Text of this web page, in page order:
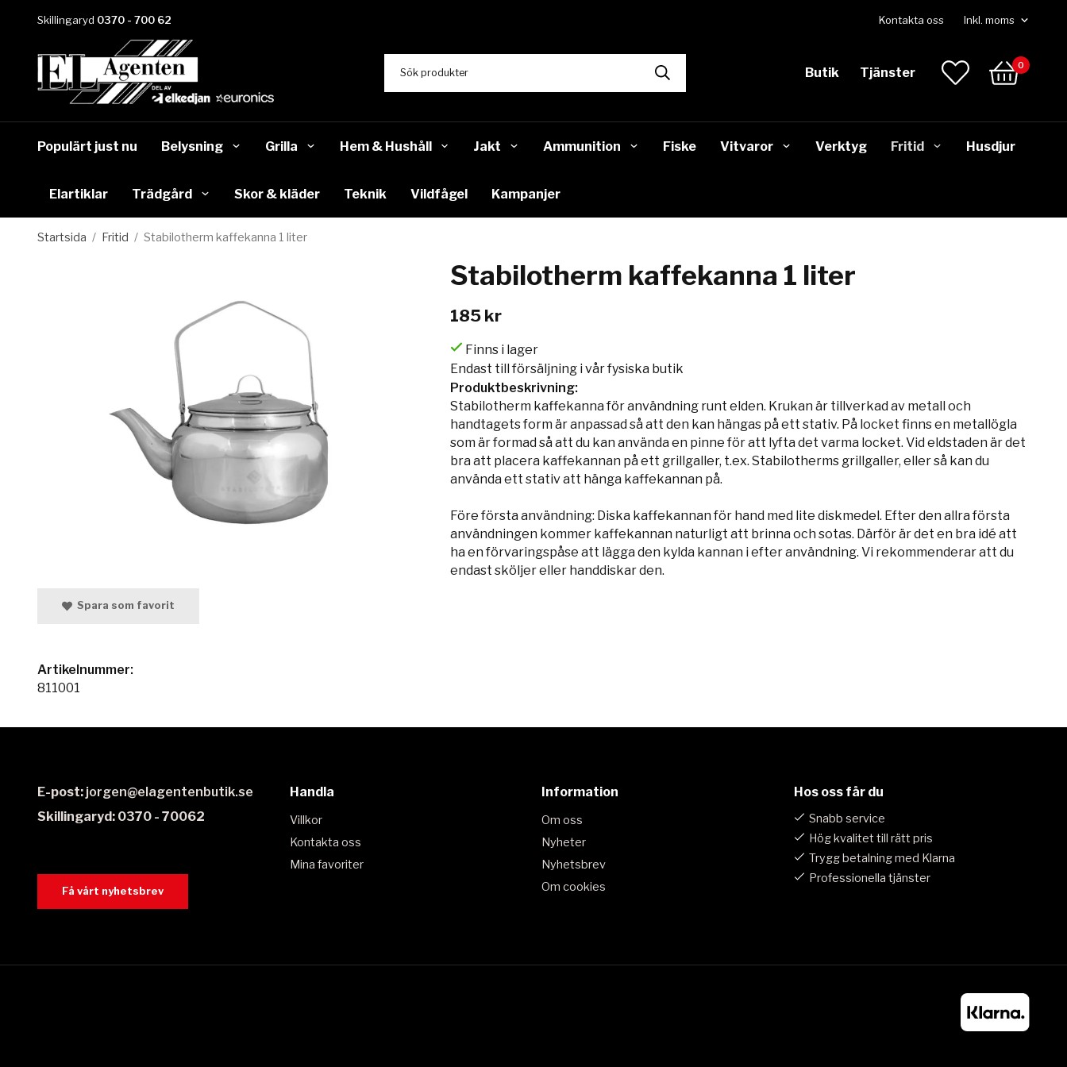
Skillingaryd 0370 - 700 62 Kontakta oss
Butik Tjänster
0
Populärt just nu Belysning Grilla Hem & Hushåll Jakt Ammunition Fiske Vitvaror Verktyg Fritid Husdjur
Elartiklar Trädgård Skor & kläder Teknik Vildfågel Kampanjer
Startsida / Fritid / Stabilotherm kaffekanna 1 liter
Stabilotherm kaffekanna 1 liter
185 kr
Finns i lager
Endast till försäljning i vår fysiska butik
Produktbeskrivning:
Stabilotherm kaffekanna för användning runt elden. Krukan är tillverkad av metall och
handtagets form är anpassad så att den kan hängas på ett stativ. På locket finns en metallögla
som är formad så att du kan använda en pinne för att lyfta det varma locket. Vid eldstaden är det
bra att placera kaffekannan på ett grillgaller, t.ex. Stabilotherms grillgaller, eller så kan du
använda ett stativ att hänga kaffekannan på.
Före första användning: Diska kaffekannan för hand med lite diskmedel. Efter den allra första
användningen kommer kaffekannan naturligt att brinna och sotas. Därför är det en bra idé att
ha en förvaringspåse att lägga den kylda kannan i efter användning. Vi rekommenderar att du
endast sköljer eller handdiskar den.
Spara som favorit
Artikelnummer:
811001
E-post: jorgen@elagentenbutik.se
Skillingaryd: 0370 - 70062
Få vårt nyhetsbrev
Handla
Villkor
Kontakta oss
Mina favoriter
Information
Om oss
Nyheter
Nyhetsbrev
Om cookies
Hos oss får du
Snabb service
Hög kvalitet till rätt pris
Trygg betalning med Klarna
Professionella tjänster